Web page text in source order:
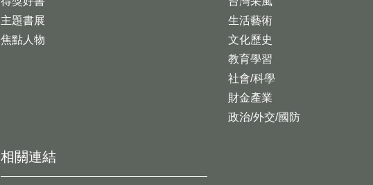
生活藝術
文化歷史
教育學習
社會/科學
財金產業
政治/外交/國防
主題書展
焦點人物
相關連結